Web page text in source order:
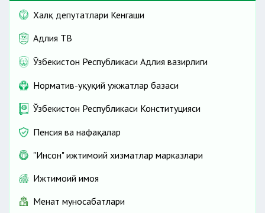
Халқ депутатлари Кенгаши
Адлия ТВ
Ўзбекистон Республикаси Адлия вазирлиги
Норматив-ҳуқуқий ҳужжатлар базаси
Ўзбекистон Республикаси Конституцияси
Пенсия ва нафақалар
"Инсон" ижтимоий хизматлар марказлари
Ижтимоий ҳимоя
Меҳнат муносабатлари